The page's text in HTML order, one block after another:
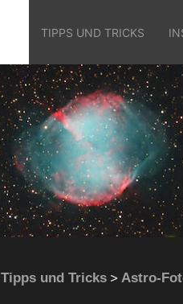
TIPPS UND TRICKS
Tipps und Tricks > Astro-